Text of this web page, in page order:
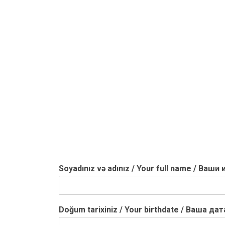
Soyadınız və adınız / Your full name /
Doğum tarixiniz / Your birthdate / Ваша